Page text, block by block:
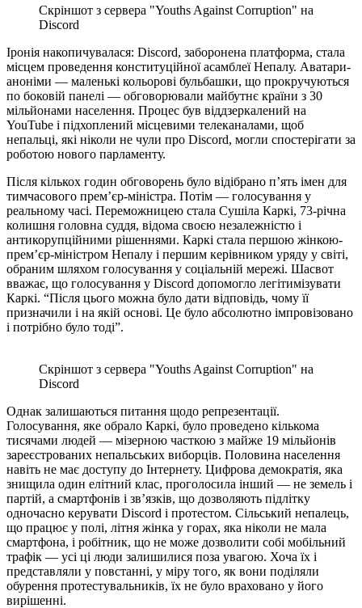
Скріншот з сервера "Youths Against Corruption" на
Discord
Іронія накопичувалася: Discord, заборонена платформа, стала
місцем проведення конституційної асамблеї Непалу. Аватари-
аноніми — маленькі кольорові бульбашки, що прокручуються
по боковій панелі — обговорювали майбутнє країни з 30
мільйонами населення. Процес був віддзеркалений на
YouTube і підхоплений місцевими телеканалами, щоб
непальці, які ніколи не чули про Discord, могли спостерігати за
роботою нового парламенту.
Після кількох годин обговорень було відібрано п’ять імен для
тимчасового прем’єр-міністра. Потім — голосування у
реальному часі. Переможницею стала Сушіла Каркі, 73-річна
колишня головна суддя, відома своєю незалежністю і
антикорупційними рішеннями. Каркі стала першою жінкою-
прем’єр-міністром Непалу і першим керівником уряду у світі,
обраним шляхом голосування у соціальній мережі. Шасвот
вважає, що голосування у Discord допомогло легітимізувати
Каркі. “Після цього можна було дати відповідь, чому її
призначили і на якій основі. Це було абсолютно імпровізовано
і потрібно було тоді”.
Скріншот з сервера "Youths Against Corruption" на
Discord
Однак залишаються питання щодо репрезентації.
Голосування, яке обрало Каркі, було проведено кількома
тисячами людей — мізерною часткою з майже 19 мільйонів
зареєстрованих непальських виборців. Половина населення
навіть не має доступу до Інтернету. Цифрова демократія, яка
знищила один елітний клас, проголосила інший — не земель і
партій, а смартфонів і зв’язків, що дозволяють підлітку
одночасно керувати Discord і протестом. Сільський непалець,
що працює у полі, літня жінка у горах, яка ніколи не мала
смартфона, і робітник, що не може дозволити собі мобільний
трафік — усі ці люди залишилися поза увагою. Хоча їх і
представляли у повстанні, у міру того, як вони поділяли
обурення протестувальників, їх не було враховано у його
вирішенні.